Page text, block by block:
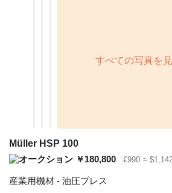
Müller HSP 100
￥180,800
€990 ≈
産業用機材 - 油圧プレス